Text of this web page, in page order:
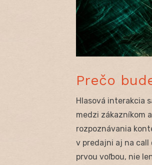
Prečo
Hlasová interakcia
medzi zákazníkom
rozpoznávania
v predajni aj na
prvou voľbou, nie